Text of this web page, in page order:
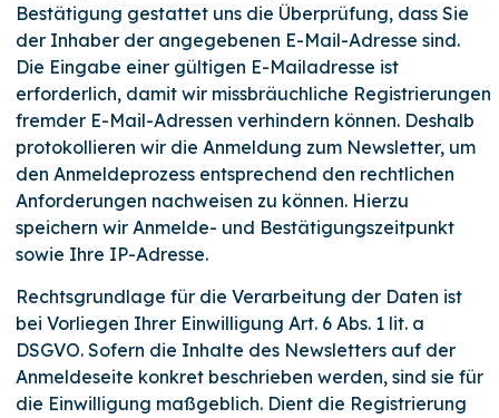
Bestätigung gestattet uns die Überprüfung, dass Sie
der Inhaber der angegebenen E-Mail-Adresse sind.
Die Eingabe einer gültigen E-Mailadresse ist
erforderlich, damit wir missbräuchliche Registrierungen
fremder E-Mail-Adressen verhindern können. Deshalb
protokollieren wir die Anmeldung zum Newsletter, um
den Anmeldeprozess entsprechend den rechtlichen
Anforderungen nachweisen zu können. Hierzu
speichern wir Anmelde- und Bestätigungszeitpunkt
sowie Ihre IP-Adresse.
Rechtsgrundlage für die Verarbeitung der Daten ist
bei Vorliegen Ihrer Einwilligung Art. 6 Abs. 1 lit. a
DSGVO. Sofern die Inhalte des Newsletters auf der
Anmeldeseite konkret beschrieben werden, sind sie für
die Einwilligung maßgeblich. Dient die Registrierung